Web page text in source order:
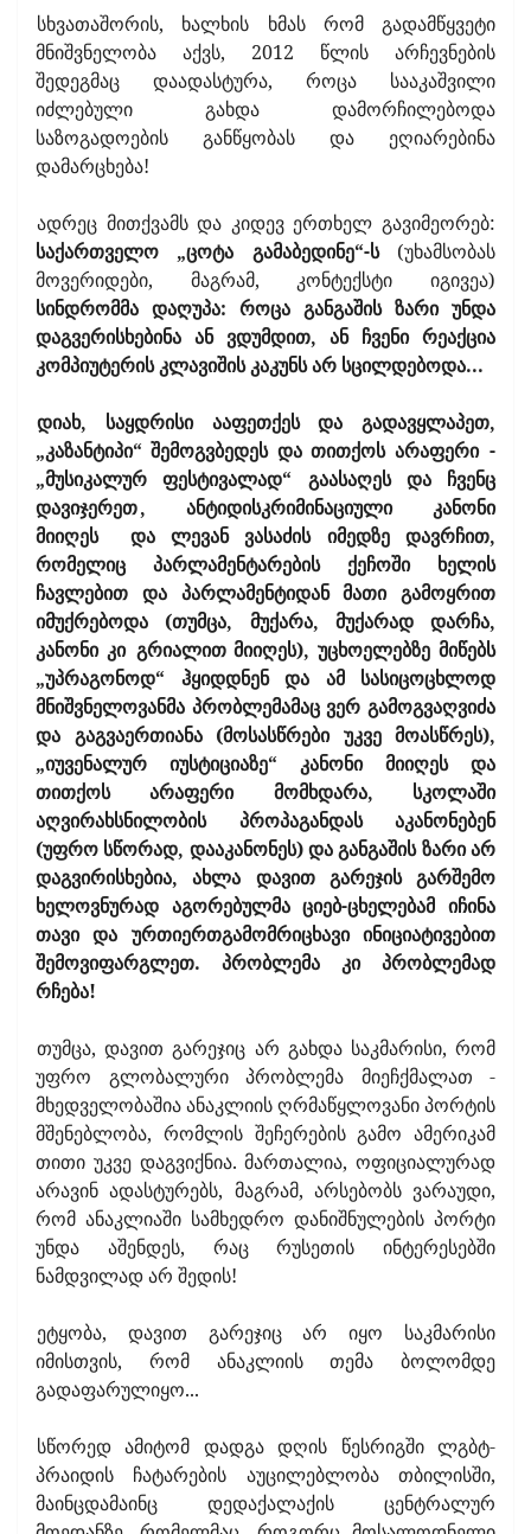
სხვათაშორის, ხალხის ხმას რომ გადამწყვეტი
მნიშვნელობა აქვს, 2012 წლის არჩევნების
შედეგმაც დაადასტურა, როცა სააკაშვილი
იძლებული გახდა დამორჩილებოდა
საზოგადოების განწყობას და ეღიარებინა
დამარცხება!
ადრეც მითქვამს და კიდევ ერთხელ გავიმეორებ:
საქართველო „ცოტა გამაბედინე“-ს(უხამსობას
მოვერიდები, მაგრამ, კონტექსტი იგივეა)
სინდრომმა დაღუპა: როცა განგაშის ზარი უნდა
დაგვერისხებინა ან ვდუმდით, ან ჩვენი რეაქცია
კომპიუტერის კლავიშის კაკუნს არ სცილდებოდა...
დიახ, საყდრისი ააფეთქეს და გადავყლაპეთ,
„კაზანტიპი“ შემოგვბედეს და თითქოს არაფერი -
„მუსიკალურ ფესტივალად“ გაასაღეს და ჩვენც
დავიჯერეთ, ანტიდისკრიმინაციული კანონი
მიიღეს და ლევან ვასაძის იმედზე დავრჩით,
რომელიც პარლამენტარების ქეჩოში ხელის
ჩავლებით და პარლამენტიდან მათი გამოყრით
იმუქრებოდა (თუმცა, მუქარა, მუქარად დარჩა,
კანონი კი გრიალით მიიღეს), უცხოელებზე მიწებს
„უპრაგონოდ“ ჰყიდდნენ და ამ სასიცოცხლოდ
მნიშვნელოვანმა პრობლემამაც ვერ გამოგვაღვიძა
და გაგვაერთიანა (მოსასწრები უკვე მოასწრეს),
„იუვენალურ იუსტიციაზე“ კანონი მიიღეს და
თითქოს არაფერი მომხდარა, სკოლაში
აღვირახსნილობის პროპაგანდას აკანონებენ
(უფრო სწორად, დააკანონეს) და განგაშის ზარი არ
დაგვირისხებია, ახლა დავით გარეჯის გარშემო
ხელოვნურად აგორებულმა ციებ-ცხელებამ იჩინა
თავი და ურთიერთგამომრიცხავი ინიციატივებით
შემოვიფარგლეთ. პრობლემა კი პრობლემად
რჩება!
თუმცა, დავით გარეჯიც არ გახდა საკმარისი, რომ
უფრო გლობალური პრობლემა მიეჩქმალათ -
მხედველობაშია ანაკლიის ღრმაწყლოვანი პორტის
მშენებლობა, რომლის შეჩერების გამო ამერიკამ
თითი უკვე დაგვიქნია. მართალია, ოფიციალურად
არავინ ადასტურებს, მაგრამ, არსებობს ვარაუდი,
რომ ანაკლიაში სამხედრო დანიშნულების პორტი
უნდა აშენდეს, რაც რუსეთის ინტერესებში
ნამდვილად არ შედის!
ეტყობა, დავით გარეჯიც არ იყო საკმარისი
იმისთვის, რომ ანაკლიის თემა ბოლომდე
გადაფარულიყო...
სწორედ ამიტომ დადგა დღის წესრიგში ლგბტ-
პრაიდის ჩატარების აუცილებლობა თბილისში,
მაინცდამაინც დედაქალაქის ცენტრალურ